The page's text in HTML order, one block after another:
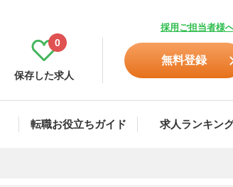
採用ご担当者様
保存した求人
0
無料登録
転職お役立ちガイド 求人ランキン